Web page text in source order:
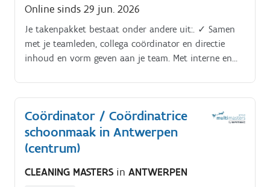
Online sinds 29 jun. 2026
Je takenpakket bestaat onder andere uit:. ✓ Samen
met je teamleden, collega coördinator en directie
inhoud en vorm geven aan je team. Met interne en
Coördinator / Coördinatrice
schoonmaak in Antwerpen
(centrum)
CLEANING MASTERS in ANTWERPEN